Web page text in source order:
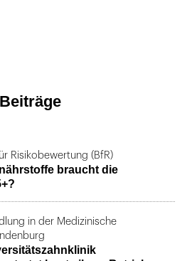
Risikobewertung (BfR)
braucht die
in der Medizinische